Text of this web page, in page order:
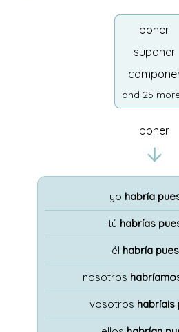
poner
suponer
and 25
poner
yo habría
tú habrías
él habría
nosotros
vosotros habríais